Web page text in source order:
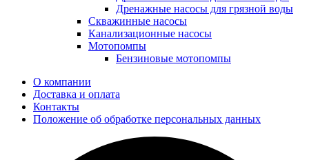
Дренажные насосы для грязной воды
Скважинные насосы
Канализационные насосы
Мотопомпы
Бензиновые мотопомпы
О компании
Доставка и оплата
Контакты
Положение об обработке персональных данных